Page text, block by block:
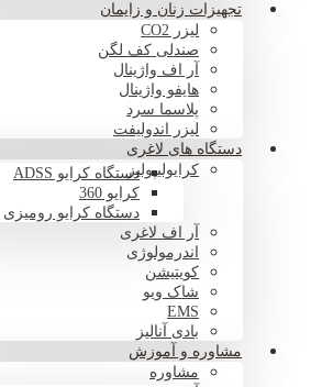
تجهیزات زنان و زایمان
لیزر CO2
صندلی کف لگن
آر اف واژینال
هایفو واژینال
پلاسما سرد
لیزر اندولیفت
دستگاه های لاغری
کرایولیپولیزدستگاه کرایو ADSS
کرایو 360
دستگاه کرایو رومیزی
آر اف لاغری
اندرمولوژی
کویتیشن
شاک ویو
EMS
بادی آنالیز
مشاوره و آموزش
مشاوره